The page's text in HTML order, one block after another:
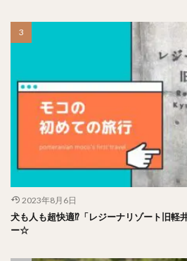
2023年8月6日
犬も人も超快適⁉︎「レジーナリゾート旧軽
ー☆